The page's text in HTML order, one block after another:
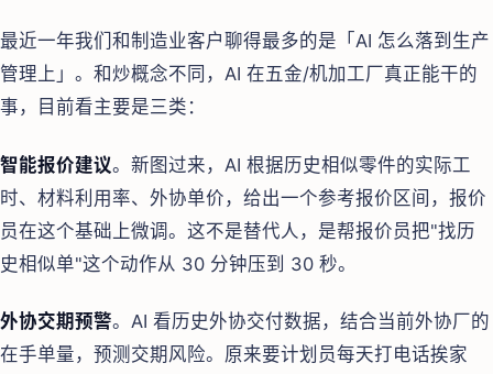
最近一年我们和制造业客户聊得最多的是「AI 怎么落到生产
管理上」。和炒概念不同，AI 在五金/机加工厂真正能干的
事，目前看主要是三类：
智能报价建议。新图过来，AI 根据历史相似零件的实际工
时、材料利用率、外协单价，给出一个参考报价区间，报价
员在这个基础上微调。这不是替代人，是帮报价员把"找历
史相似单"这个动作从 30 分钟压到 30 秒。
外协交期预警。AI 看历史外协交付数据，结合当前外协厂的
在手单量，预测交期风险。原来要计划员每天打电话挨家